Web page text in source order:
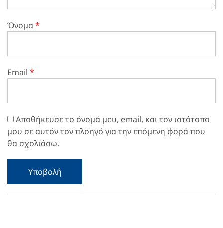
Όνομα*
Email *
Αποθήκευσε το όνομά μου, email, και τον ιστότοπο
μου σε αυτόν τον πλοηγό για την επόμενη φορά που
θα σχολιάσω.